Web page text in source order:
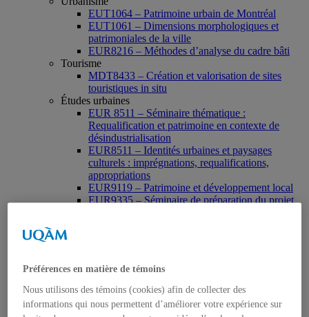
EUT1064 – Patrimoine urbain de Montréal
EUT1061 – Dimensions morphologiques et
patrimoniales de la ville
EUR8216 – Méthodes d’analyse du cadre bâti
Tourisme
MDT8433 – Création et valorisation de sites
touristiques in situ
Études urbaines
EUR 8511 – Séminaire thématique :
Requalification et patrimoine en contexte de
désindustrialisation
EUR8511 – Identités urbaines et paysages
culturels : imprégnations, requalifications,
appropriations
EUR9119 – Patrimoine et développement local
EUR9335 – Séminaire de préparation du projet
Muséologie, médiation et patrimoine
MSL9006 La patrimonialisation
Histoire de l’art
HAR2644 – Animation, communications,
Préférences en matière de témoins
Nous utilisons des témoins (cookies) afin de collecter des
informations qui nous permettent d’améliorer votre expérience sur